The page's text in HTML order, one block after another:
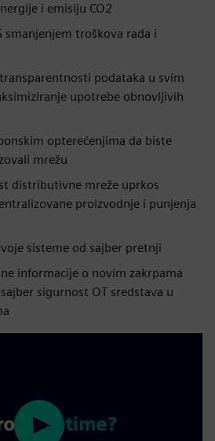
i emisiju CO2
smanjenjem troškova rada i
podataka u svim
upotrebe obnovljivih
opterećenjima da biste
mrežu
distributivne mreže uprkos
proizvodnje i punjenja
sisteme od sajber pretnji
informacije o novim zakrpama
sigurnost OT sredstava u
Play